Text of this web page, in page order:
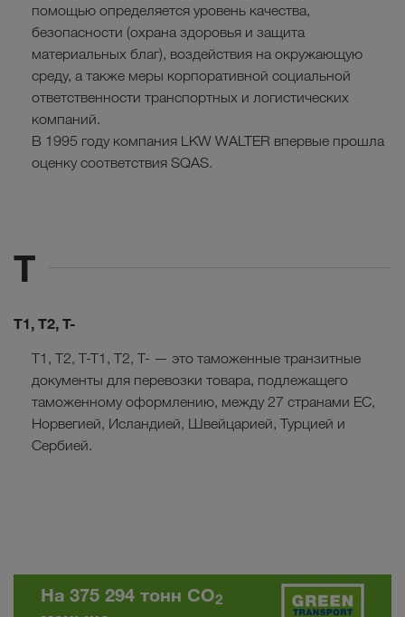
помощью определяется уровень качества,
безопасности (охрана здоровья и защита
материальных благ), воздействия на окружающую
среду, а также меры корпоративной социальной
ответственности транспортных и логистических
компаний.
В 1995 году компания LKW WALTER впервые прошла
оценку соответствия SQAS.
T
T1, T2, T-
T1, T2, T-T1, T2, T- — это таможенные транзитные
документы для перевозки товара, подлежащего
таможенному оформлению, между 27 странами ЕС,
Норвегией, Исландией, Швейцарией, Турцией и
Сербией.
На 375 294 тонн CO2